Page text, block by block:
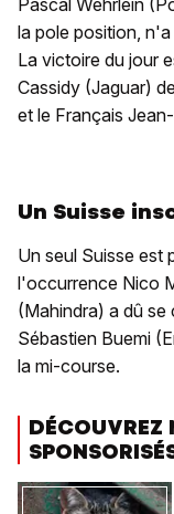
la pole position,
La victoire du jour
Cassidy (Jaguar)
et le Français
Un Suisse
Un seul Suisse est
l'occurrence Nico
(Mahindra) a dû se
Sébastien Buemi
la mi-course.
DÉCOUVREZ